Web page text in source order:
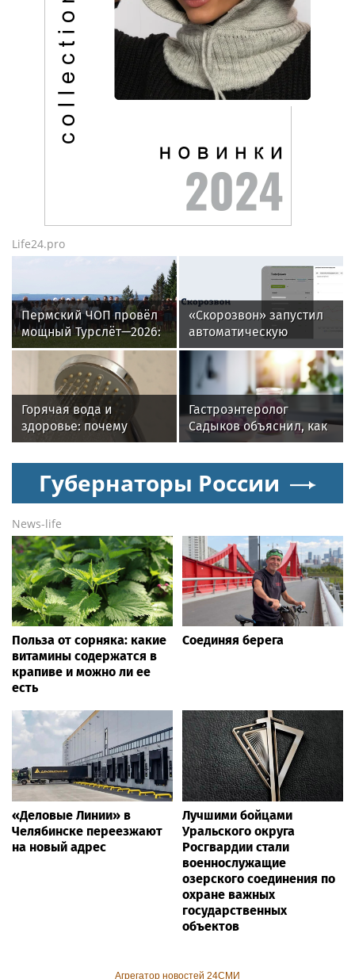
Life24.pro
Пермский ЧОП провёл
мощный Турслёт—2026:
фото, результаты и
впечатления от
мероприятия
«Скорозвон» запустил
автоматическую
замену номеров при
снижении контактности
Горячая вода и
здоровье: почему
важен исправный
водонагреватель
Гастроэнтеролог
Садыков объяснил, как
сахар в рационе
ускоряет изнашивание
тканей
Губернаторы России
News-life
Польза от сорняка: какие
витамины содержатся в
крапиве и можно ли ее
есть
Соединяя берега
«Деловые Линии» в
Челябинске переезжают
на новый адрес
Лучшими бойцами
Уральского округа
Росгвардии стали
военнослужащие
озерского соединения по
охране важных
государственных
объектов
Агрегатор новостей 24СМИ